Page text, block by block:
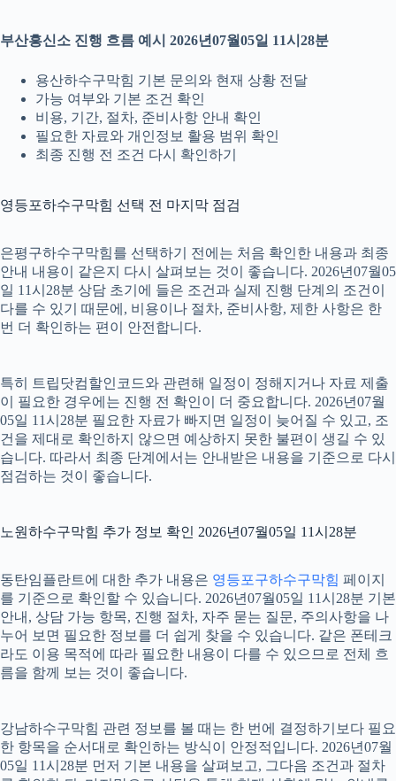
부산흥신소 진행 흐름 예시 2026년07월05일 11시28분
용산하수구막힘 기본 문의와 현재 상황 전달
가능 여부와 기본 조건 확인
비용, 기간, 절차, 준비사항 안내 확인
필요한 자료와 개인정보 활용 범위 확인
최종 진행 전 조건 다시 확인하기
영등포하수구막힘 선택 전 마지막 점검
은평구하수구막힘를 선택하기 전에는 처음 확인한 내용과 최종
안내 내용이 같은지 다시 살펴보는 것이 좋습니다. 2026년07월05
일 11시28분 상담 초기에 들은 조건과 실제 진행 단계의 조건이
다를 수 있기 때문에, 비용이나 절차, 준비사항, 제한 사항은 한
번 더 확인하는 편이 안전합니다.
특히 트립닷컴할인코드와 관련해 일정이 정해지거나 자료 제출
이 필요한 경우에는 진행 전 확인이 더 중요합니다. 2026년07월
05일 11시28분 필요한 자료가 빠지면 일정이 늦어질 수 있고, 조
건을 제대로 확인하지 않으면 예상하지 못한 불편이 생길 수 있
습니다. 따라서 최종 단계에서는 안내받은 내용을 기준으로 다시
점검하는 것이 좋습니다.
노원하수구막힘 추가 정보 확인 2026년07월05일 11시28분
동탄임플란트에 대한 추가 내용은 영등포구하수구막힘 페이지
를 기준으로 확인할 수 있습니다. 2026년07월05일 11시28분 기본
안내, 상담 가능 항목, 진행 절차, 자주 묻는 질문, 주의사항을 나
누어 보면 필요한 정보를 더 쉽게 찾을 수 있습니다. 같은 폰테크
라도 이용 목적에 따라 필요한 내용이 다를 수 있으므로 전체 흐
름을 함께 보는 것이 좋습니다.
강남하수구막힘 관련 정보를 볼 때는 한 번에 결정하기보다 필요
한 항목을 순서대로 확인하는 방식이 안정적입니다. 2026년07월
05일 11시28분 먼저 기본 내용을 살펴보고, 그다음 조건과 절차